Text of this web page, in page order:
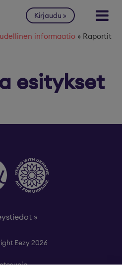
Kirjaudu
informaatio » Raportit
esitykset
»
Eezy 2026